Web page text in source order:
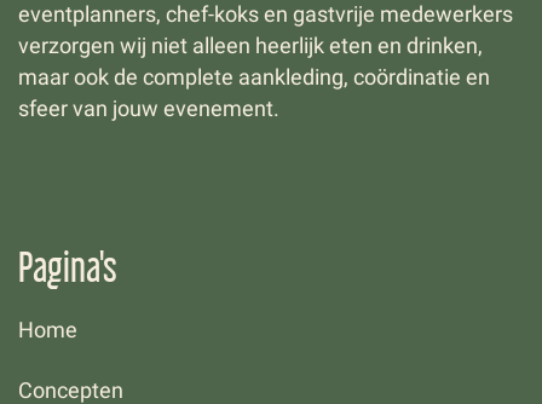
eventplanners, chef-koks en gastvrije medewerkers
verzorgen wij niet alleen heerlijk eten en drinken,
maar ook de complete aankleding, coördinatie en
sfeer van jouw evenement.
Pagina's
Home
Concepten